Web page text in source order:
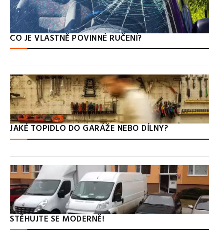
CO JE VLASTNĚ POVINNÉ RUČENÍ?
JAKÉ TOPIDLO DO GARÁŽE NEBO DÍLNY?
STĚHUJTE SE MODERNĚ!